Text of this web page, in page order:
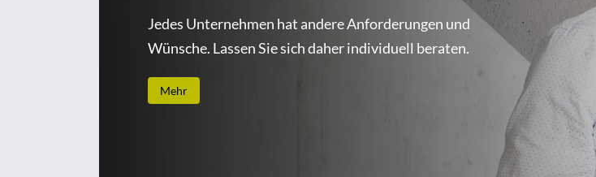
Jedes Unternehmen hat andere Anforderungen und
Wünsche. Lassen Sie sich daher individuell beraten.
Mehr